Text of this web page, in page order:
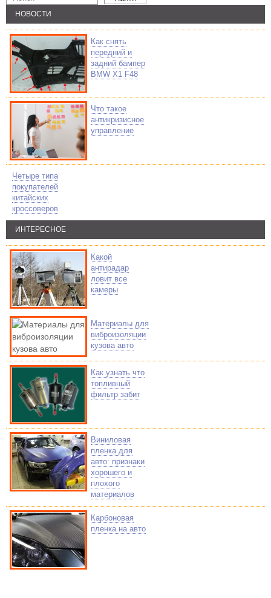
НОВОСТИ
Как снять
передний и
задний бампер
BMW X1 F48
Что такое
антикризисное
управление
Четыре типа
покупателей
китайских
кроссоверов
ИНТЕРЕСНОЕ
Какой
антирадар
ловит все
камеры
Материалы для
виброизоляции
кузова авто
Как узнать что
топливный
фильтр забит
Виниловая
пленка для
авто: признаки
хорошего и
плохого
материалов
Карбоновая
пленка на авто